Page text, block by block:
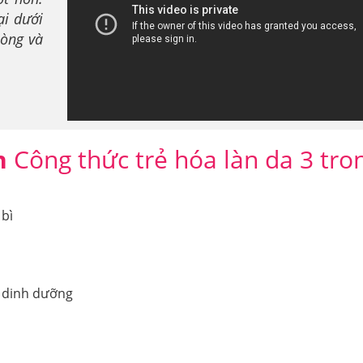
dưới
và
Công thức trẻ hóa làn da 3
dưỡng